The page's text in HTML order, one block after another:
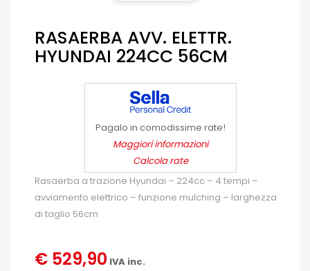
RASAERBA AVV. ELETTR.
HYUNDAI 224CC 56CM
Pagalo in comodissime rate!
Maggiori informazioni
Calcola rate
Rasaerba a trazione Hyundai – 224cc – 4 tempi –
avviamento elettrico – funzione mulching – larghezza
di taglio 56cm
€ 529,90 IVA inc.